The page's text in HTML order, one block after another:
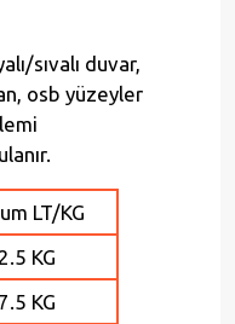
sıvalı duvar,
osb yüzeyler
LT/KG
2.5 KG
7.5 KG